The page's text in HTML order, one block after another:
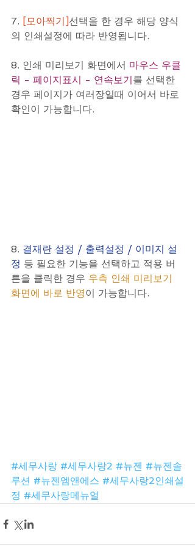
7. [모아찍기]선택을 한 경우 해당 양식
의 인쇄설정에 따라 반영됩니다.
8. 인쇄 미리보기 화면에서 마우스 우클
릭 - 페이지표시 - 연속보기를 선택한
경우 페이지가 여러장일때 이어서 바로
확인이 가능합니다.
8. 결재란 설정 / 출력설정 / 이미지 설
정 등 필요한 기능을 선택하고 적용 버
튼을 클릭한 경우 우측 인쇄 미리보기
화면에 바로 반영이 가능합니다.
#세무사랑 #세무사랑2 #뉴젠 #뉴젠솔
루션 #뉴젠엠앤에스 #세무사랑2인쇄설
정 #세무사랑메뉴얼